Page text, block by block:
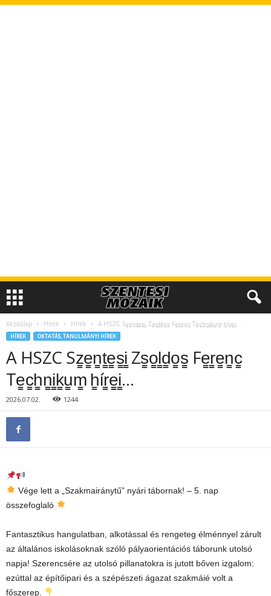
Kezdőlap Hírek Hírek A HSZC Sz̳e̳n̳t̳e̳s̳i̳ Zs̳o̳l̳d̳o̳s̳ Fe̳r̳e̳n̳c̳ Te̳c̳h̳n̳i̳k̳u̳m̳ h̳ír̳e̳i̳…
HÍREK OKTATÁS, TANULMÁNYI HÍREK
A HSZC Sz̳e̳n̳t̳e̳s̳i̳ Zs̳o̳l̳d̳o̳s̳ Fe̳r̳e̳n̳c̳
Te̳c̳h̳n̳i̳k̳u̳m̳ h̳ír̳e̳i̳…
2026.07.02. 1244
Vége lett a „Szakmairánytű” nyári tábornak! – 5. nap
összefoglaló
Fantasztikus hangulatban, alkotással és rengeteg élménnyel zárult
az általános iskolásoknak szóló pályaorientációs táborunk utolsó
napja! Szerencsére az utolsó pillanatokra is jutott bőven izgalom:
ezúttal az építőipari és a szépészeti ágazat szakmáié volt a
főszerep.